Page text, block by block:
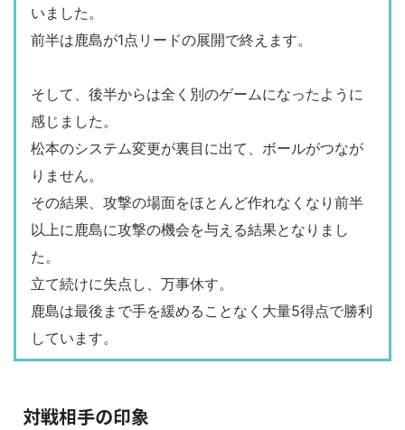
いました。
前半は鹿島が1点リードの展開で終えます。
そして、後半からは全く別のゲームになったように
感じました。
松本のシステム変更が裏目に出て、ボールがつなが
りません。
その結果、攻撃の場面をほとんど作れなくなり前半
以上に鹿島に攻撃の機会を与える結果となりまし
た。
立て続けに失点し、万事休す。
鹿島は最後まで手を緩めることなく大量5得点で勝利
しています。
対戦相手の印象